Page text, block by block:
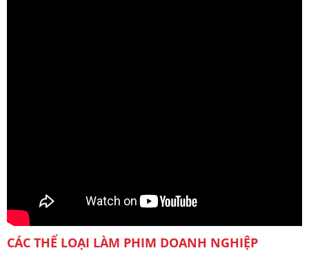
CÁC THỂ LOẠI LÀM PHIM DOANH NGHIỆP